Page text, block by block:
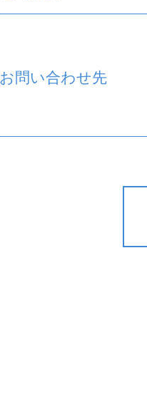
お問い合わせ先